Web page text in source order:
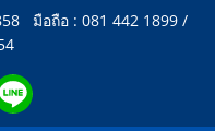
มือถือ : 081 442 1899 /